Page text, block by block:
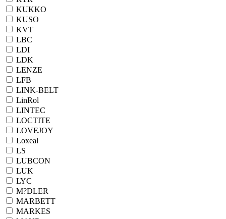
KUKKO
KUSO
KVT
LBC
LDI
LDK
LENZE
LFB
LINK-BELT
LinRol
LINTEC
LOCTITE
LOVEJOY
Loxeal
LS
LUBCON
LUK
LYC
M?DLER
MARBETT
MARKES